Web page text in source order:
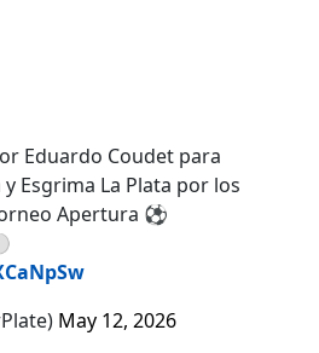
Eduardo Coudet para
Esgrima La Plata por los
Apertura ⚽️
May 12, 2026